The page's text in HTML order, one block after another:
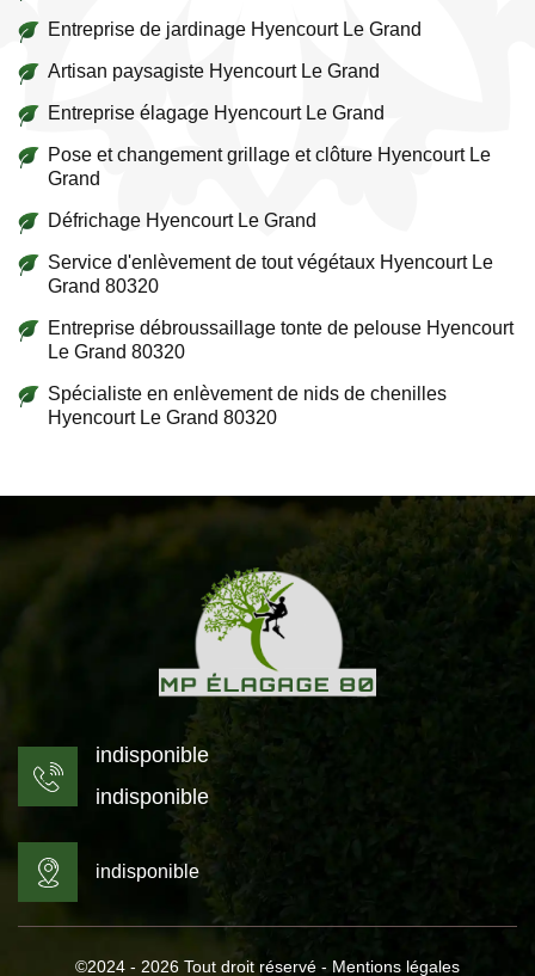
Entreprise de jardinage Hyencourt Le Grand
Artisan paysagiste Hyencourt Le Grand
Entreprise élagage Hyencourt Le Grand
Pose et changement grillage et clôture Hyencourt Le
Grand
Défrichage Hyencourt Le Grand
Service d'enlèvement de tout végétaux Hyencourt Le
Grand 80320
Entreprise débroussaillage tonte de pelouse Hyencourt
Le Grand 80320
Spécialiste en enlèvement de nids de chenilles
Hyencourt Le Grand 80320
indisponible
indisponible
indisponible
©2024 - 2026 Tout droit réservé - Mentions légales